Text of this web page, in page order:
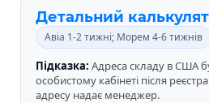
Детальний
Авіа 1-2 тижні; Морем 4-6 тижнів
Підказка: Адреса складу в США
особистому кабінеті після
адресу надає менеджер.